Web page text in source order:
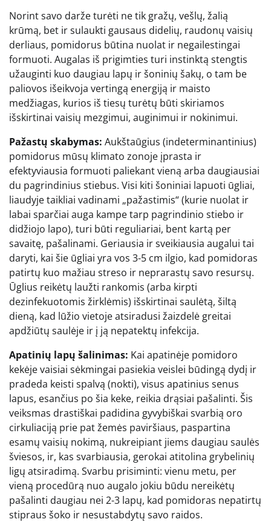
Norint savo darže turėti ne tik gražų, vešlų, žalią
krūmą, bet ir sulaukti gausaus didelių, raudonų vaisių
derliaus, pomidorus būtina nuolat ir negailestingai
formuoti. Augalas iš prigimties turi instinktą stengtis
užauginti kuo daugiau lapų ir šoninių šakų, o tam be
paliovos išeikvoja vertingą energiją ir maisto
medžiagas, kurios iš tiesų turėtų būti skiriamos
išskirtinai vaisių mezgimui, auginimui ir nokinimui.
Pažastų skabymas: Aukštaūgius (indeterminantinius)
pomidorus mūsų klimato zonoje įprasta ir
efektyviausia formuoti paliekant vieną arba daugiausiai
du pagrindinius stiebus. Visi kiti šoniniai lapuoti ūgliai,
liaudyje taikliai vadinami „pažastimis“ (kurie nuolat ir
labai sparčiai auga kampe tarp pagrindinio stiebo ir
didžiojo lapo), turi būti reguliariai, bent kartą per
savaitę, pašalinami. Geriausia ir sveikiausia augalui tai
daryti, kai šie ūgliai yra vos 3-5 cm ilgio, kad pomidoras
patirtų kuo mažiau streso ir neprarastų savo resursų.
Ūglius reikėtų laužti rankomis (arba kirpti
dezinfekuotomis žirklėmis) išskirtinai saulėtą, šiltą
dieną, kad lūžio vietoje atsiradusi žaizdelė greitai
apdžiūtų saulėje ir į ją nepatektų infekcija.
Apatinių lapų šalinimas: Kai apatinėje pomidoro
kekėje vaisiai sėkmingai pasiekia veislei būdingą dydį ir
pradeda keisti spalvą (nokti), visus apatinius senus
lapus, esančius po šia keke, reikia drąsiai pašalinti. Šis
veiksmas drastiškai padidina gyvybiškai svarbią oro
cirkuliaciją prie pat žemės paviršiaus, paspartina
esamų vaisių nokimą, nukreipiant jiems daugiau saulės
šviesos, ir, kas svarbiausia, gerokai atitolina grybelinių
ligų atsiradimą. Svarbu prisiminti: vienu metu, per
vieną procedūrą nuo augalo jokiu būdu nereikėtų
pašalinti daugiau nei 2-3 lapų, kad pomidoras nepatirtų
stipraus šoko ir nesustabdytų savo raidos.